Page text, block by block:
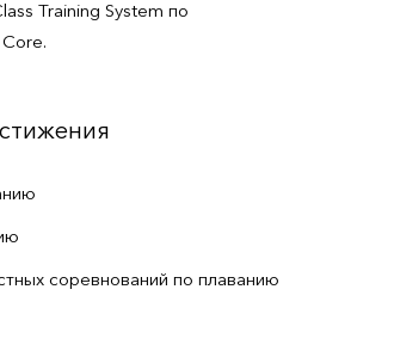
Training System по
соревнований по плаванию